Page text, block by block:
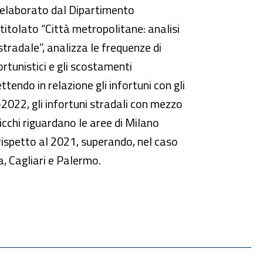
dal Dipartimento
“Città metropolitane: analisi
analizza le frequenze di
e gli scostamenti
in relazione gli infortuni con gli
gli infortuni stradali con mezzo
riguardano le aree di Milano
al 2021, superando, nel caso
Cagliari e Palermo.